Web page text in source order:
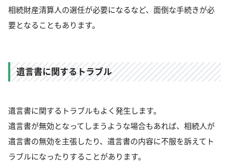
相続財産清算人の選任が必要になるなど、面倒な手続きが必
要となることもあります。
遺言書に関するトラブル
遺言書に関するトラブルもよく発生します。
遺言書が無効となってしまうような場合もあれば、相続人が
遺言書の無効を主張したり、遺言書の内容に不服を訴えてト
ラブルになったりすることがあります。